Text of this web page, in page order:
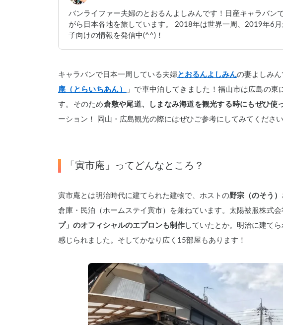
バンライファー夫婦のとおるんよしみんです！日産キャラバン
がら日本各地を旅しています。 2018年は世界一周、2019年6
子向けの情報を発信中(^^)！
キャラバンで日本一周している夫婦とおるんよしみんの妻よしみん
庵（とらいちあん）
」で車中泊してきました！福山市は広島の
す。そのため倉敷や尾道、しまなみ海道を観光する時にもぜひ使
ーション！
岡山・広島観光の際にはぜひご参考にしてみてください
「寅市庵」ってどんなところ？
寅市庵とは明治時代に建てられた建物で、ホストの野宗（のそう）
倉庫・民泊（ホームステイ寅市）を兼ねています。 太陽被服株式会
プ」のオフィシャルのエプロンも制作 していたとか。明治に建て
感じられました。そしてかなり広く15部屋もあります！